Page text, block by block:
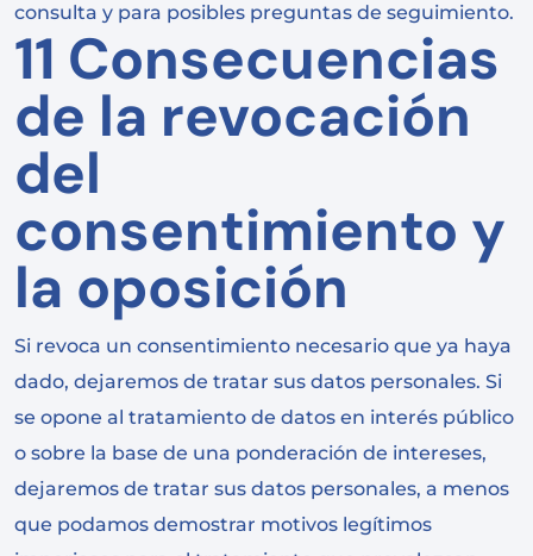
consulta y para posibles preguntas de seguimiento.
11 Consecuencias
de la revocación
del
consentimiento y
la oposición
Si revoca un consentimiento necesario que ya haya
dado, dejaremos de tratar sus datos personales. Si
se opone al tratamiento de datos en interés público
o sobre la base de una ponderación de intereses,
dejaremos de tratar sus datos personales, a menos
que podamos demostrar motivos legítimos